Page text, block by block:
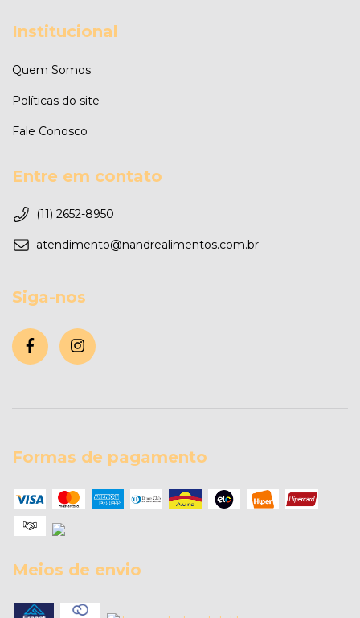
Institucional
Quem Somos
Políticas do site
Fale Conosco
Entre em contato
(11) 2652-8950
atendimento@nandrealimentos.com.br
Siga-nos
Formas de pagamento
Meios de envio